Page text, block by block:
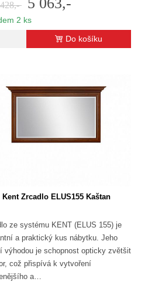
2 ks
Do košíku
Kent Zrcadlo ELUS155 Kaštan
ze systému KENT (ELUS 155) je
a praktický kus nábytku. Jeho
výhodou je schopnost opticky zvětšit
což přispívá k vytvoření
a…